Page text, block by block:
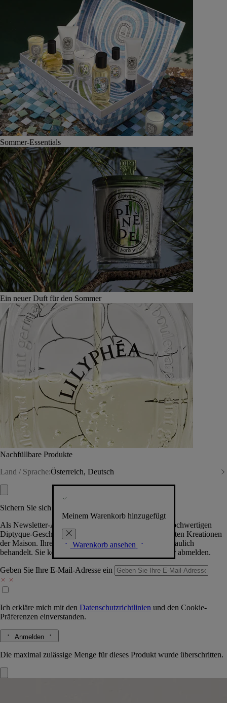
Sommer-Essentials
Ein neuer Duft für den Sommer
Nachfüllbare Produkte
Land / Sprache:Österreich, Deutsch
Meinem Warenkorb hinzugefügt
Warenkorb ansehen
Sichern Sie sich exklusive Vorteile
Als Newsletter-Abonnent.in erhalten Sie Zugang zu hochwertigen
Diptyque-Geschenken, Events & News über die neuesten Kreationen
der Maison. Ihre Daten werden selbstverständlich vertraulich
behandelt. Sie können sich jederzeit problemlos wieder abmelden.
Geben Sie Ihre E-Mail-Adresse ein
Ich erkläre mich mit den Datenschutzrichtlinien und den Cookie-
Präferenzen einverstanden.
Anmelden
Die maximal zulässige Menge für dieses Produkt wurde überschritten.